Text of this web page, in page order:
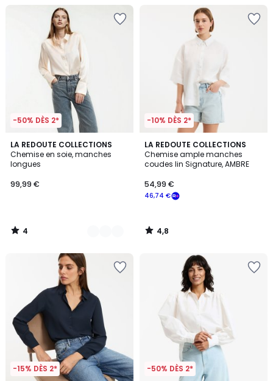
-50% DÈS 2*
LA REDOUTE COLLECTIONS
Chemise en soie, manches
longues
99,99 €
4
/
5
2
Couleurs
4
/
-10% DÈS 2*
LA REDOUTE COLLECTIONS
Chemise ample manches
coudes lin Signature, AMBRE
46,74 €
54,99 €
4,8
/ 5
4,8
/
-15% DÈS 2* -50% DÈS 2*